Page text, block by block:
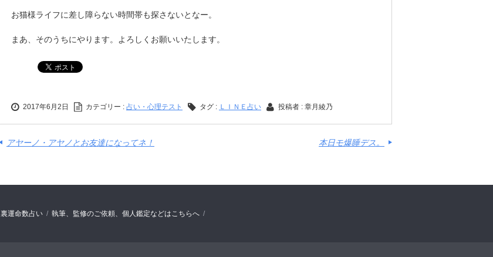
お猫様ライフに差し障らない時間帯も探さないとなー。
まあ、そのうちにやります。よろしくお願いいたします。
2017年6月2日 カテゴリー : 占い・心理テスト タグ : ＬＩＮＥ占い 投稿者 : 章月綾乃
アヤーノ・アヤノとお友達になってネ！ 本日モ爆睡デス。
裏運命数占い 執筆、監修のご依頼、個人鑑定などはこちらへ